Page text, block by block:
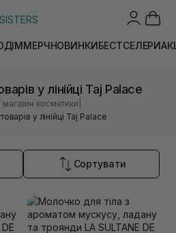
ДІММЕРЧНОВИНКИБЕСТСЕЛЕРИ
у лінійці Taj Palace
магазин косметики
у лінійці Taj Palace
Сортувати